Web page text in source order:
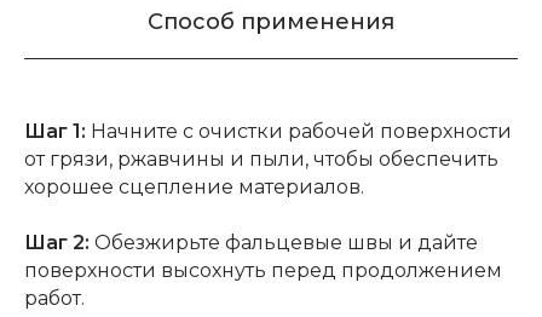
Способ применения
Шаг 1: Начните с очистки рабочей поверхности
от грязи, ржавчины и пыли, чтобы обеспечить
хорошее сцепление материалов.
Шаг 2: Обезжирьте фальцевые швы и дайте
поверхности высохнуть перед продолжением
работ.